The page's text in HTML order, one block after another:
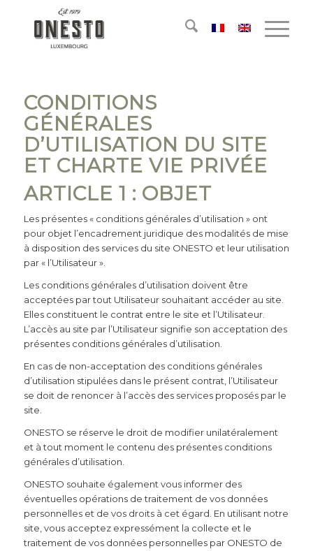
CONDITIONS
GÉNÉRALES
D’UTILISATION DU SITE
ET CHARTE VIE PRIVÉE
ARTICLE 1 : OBJET
Les présentes « conditions générales d’utilisation » ont
pour objet l’encadrement juridique des modalités de mise
à disposition des services du site ONESTO et leur utilisation
par « l’Utilisateur ».
Les conditions générales d’utilisation doivent être
acceptées par tout Utilisateur souhaitant accéder au site.
Elles constituent le contrat entre le site et l’Utilisateur.
L’accès au site par l’Utilisateur signifie son acceptation des
présentes conditions générales d’utilisation.
En cas de non-acceptation des conditions générales
d’utilisation stipulées dans le présent contrat, l’Utilisateur
se doit de renoncer à l’accès des services proposés par le
site.
ONESTO se réserve le droit de modifier unilatéralement
et à tout moment le contenu des présentes conditions
générales d’utilisation.
ONESTO souhaite également vous informer des
éventuelles opérations de traitement de vos données
personnelles et de vos droits à cet égard. En utilisant notre
site, vous acceptez expressément la collecte et le
traitement de vos données personnelles par ONESTO de